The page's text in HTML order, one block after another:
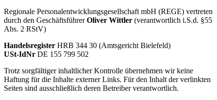
Regionale Personalentwicklungsgesellschaft mbH (REGE) vertreten
durch den GeschäftsführerOliver Wittler (verantwortlich i.S.d. §55
Abs. 2 RStV)
Handelsregister HRB 344 30 (Amtsgericht Bielefeld)
USt-IdNr DE 155 799 502
Trotz sorgfältiger inhaltlicher Kontrolle übernehmen wir keine
Haftung für die Inhalte externer Links. Für den Inhalt der verlinkten
Seiten sind ausschließlich deren Betreiber verantwortlich.